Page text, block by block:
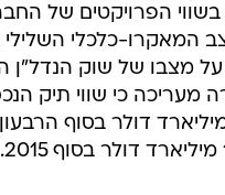
הפרויקטים של
המאקרו-כלכלי השלילי
מצבו של שוק הנדל"ן
מעריכה כי שווי תיק
מכ-1.97 מיליארד דולר בסוף